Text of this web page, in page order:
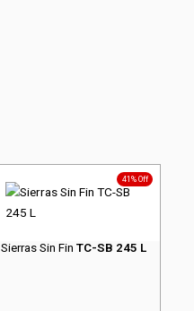
41% Off
Sierras Sin Fin TC-SB 245 L